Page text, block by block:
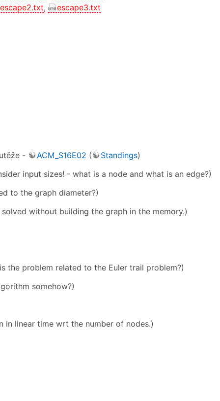
escape2.txt,
escape3.txt
- ACM_S16E02 ( Standings)
input sizes! - what is a node and what is an edge?)
to the graph diameter?)
without building the graph in the memory.)
the problem related to the Euler trail problem?)
somehow?)
in linear time wrt the number of nodes.)